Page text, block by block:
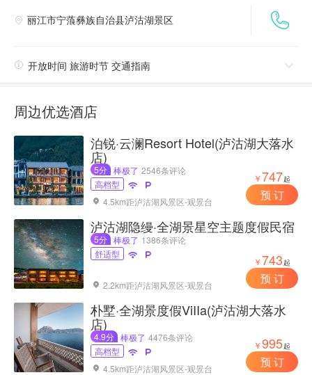

 丽江市宁蒗彝族自治县泸沽湖景区
 开放时间 旅游时节 交通指南 
周边优选酒店
泊锐·云澜Resort Hotel(泸沽湖大落水
店)
5分 棒极了 2546条评论
高档型


 4.5km距泸沽湖风景区-观景台
￥747起
预 订
泸沽湖隐缦·全湖景星空主题度假民宿
5分 棒极了 1386条评论
舒适型
 
 2.2km距泸沽湖风景区-观景台
￥743起
预 订
朴墅·全湖景度假ViIIa(泸沽湖大落水
店)
4.9分 棒极了 4476条评论
高档型


 4.5km距泸沽湖风景区-观景台
￥995起
预 订